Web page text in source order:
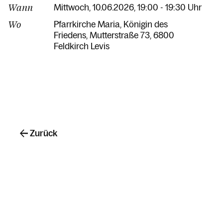
Wann Mittwoch, 10.06.2026, 19:00 - 19:30 Uhr
Wo
Pfarrkirche Maria, Königin des
Friedens Mutterstraße 73 6800
Feldkirch Levis
Zurück